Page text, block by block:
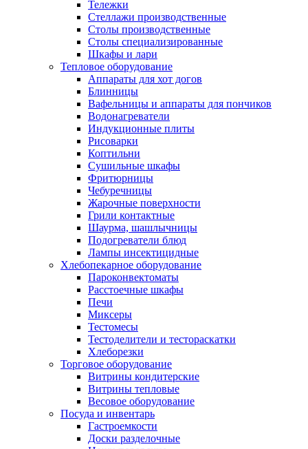
Тележки
Стеллажи производственные
Столы производственные
Столы специализированные
Шкафы и лари
Тепловое оборудование
Аппараты для хот догов
Блинницы
Вафельницы и аппараты для пончиков
Водонагреватели
Индукционные плиты
Рисоварки
Коптильни
Сушильные шкафы
Фритюрницы
Чебуречницы
Жарочные поверхности
Грили контактные
Шаурма, шашлычницы
Подогреватели блюд
Лампы инсектицидные
Хлебопекарное оборудование
Пароконвектоматы
Расстоечные шкафы
Печи
Миксеры
Тестомесы
Тестоделители и тестораскатки
Хлеборезки
Торговое оборудование
Витрины кондитерские
Витрины тепловые
Весовое оборудование
Посуда и инвентарь
Гастроемкости
Доски разделочные